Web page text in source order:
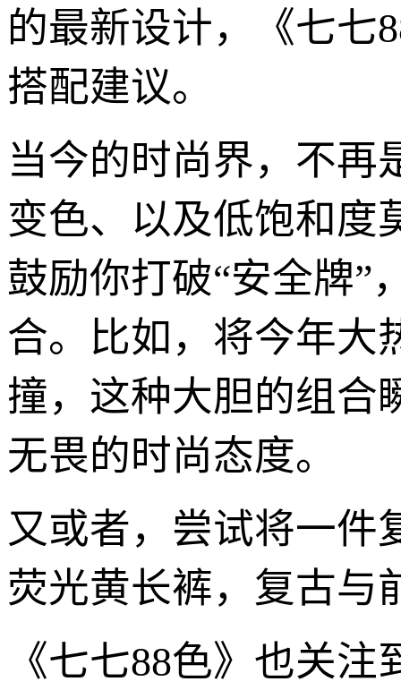
的最新设计，《七七
搭配建议。
当今的时尚界，不再
变色、以及低饱和度
鼓励你打破“安全牌”
合。比如，将今年大
撞，这种大胆的组合
无畏的时尚态度。
又或者，尝试将一件
荧光黄长裤，复古与
《七七88色》也关